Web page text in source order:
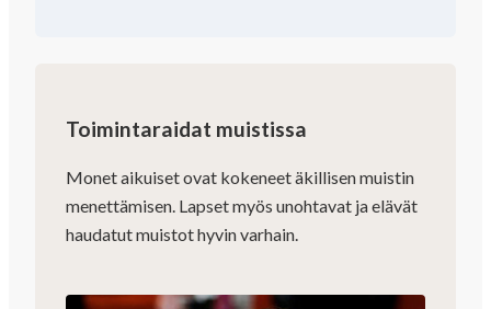
Toimintaraidat muistissa
Monet aikuiset ovat kokeneet äkillisen muistin
menettämisen. Lapset myös unohtavat ja elävät
haudatut muistot hyvin varhain.